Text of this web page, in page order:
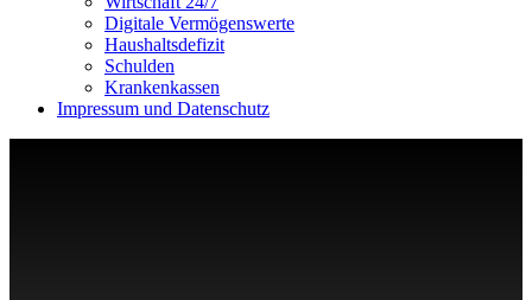
Digitale Vermögenswerte
Haushaltsdefizit
Schulden
Krankenkassen
Impressum und Datenschutz